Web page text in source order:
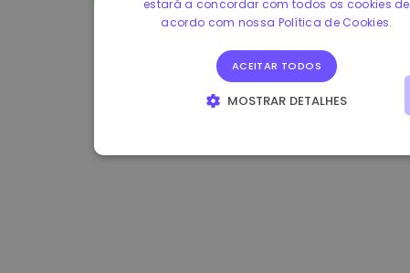
1.180000 € +1.90% 3.2B €
estará a concordar com todos os cookies de
acordo com nossa Política de Cookies.
ACEITAR TODOS
MOSTRAR DETALHES